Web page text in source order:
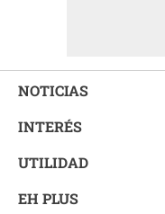
NOTICIAS
INTERÉS
UTILIDAD
EH PLUS